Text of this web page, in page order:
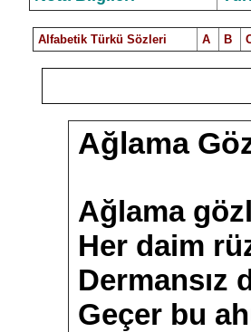
Alfabetik Türkü Sözleri A B
Ağlama
Ağlama
Her daim
Dermansız
Geçer bu